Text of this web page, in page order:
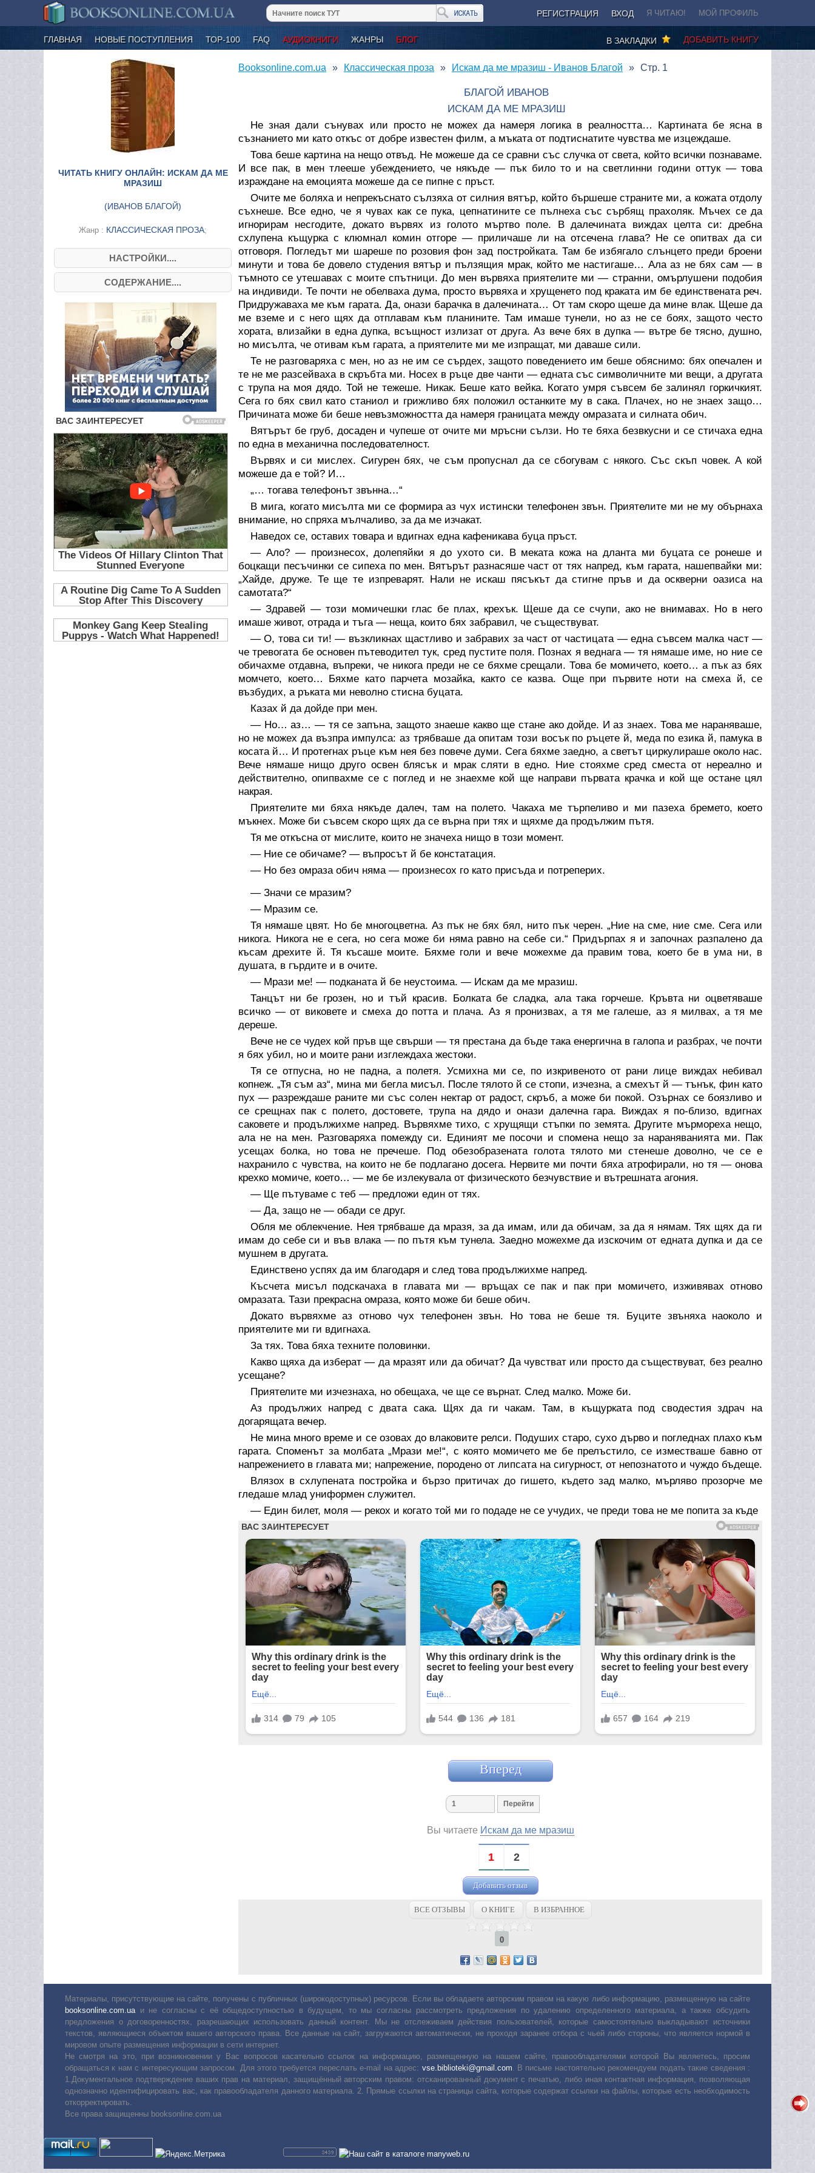
РЕГИСТРАЦИЯ ВХОД Я ЧИТАЮ! МОЙ ПРОФИЛЬ
ГЛАВНАЯ НОВЫЕ ПОСТУПЛЕНИЯ ТОР-100 FAQ АУДИОКНИГИ ЖАНРЫ БЛОГ ДОБАВИТЬ КНИГУ
В ЗАКЛАДКИ
ЧИТАТЬ КНИГУ ОНЛАЙН: ИСКАМ ДА МЕ
МРАЗИШ
(ИВАНОВ БЛАГОЙ)
Жанр : КЛАССИЧЕСКАЯ ПРОЗА;
НАСТРОЙКИ....
СОДЕРЖАНИЕ....
Booksonline.com.ua Классическая проза Искам да ме мразиш - Иванов Благой Стр. 1
БЛАГОЙ ИВАНОВ
ИСКАМ ДА МЕ МРАЗИШ
Не зная дали сънувах или просто не можех да намеря логика в реалността… Картината бе ясна в
съзнанието ми като откъс от добре известен филм, а мъката от подтиснатите чувства ме изцеждаше.
Това беше картина на нещо отвъд. Не можеше да се сравни със случка от света, който всички познаваме.
И все пак, в мен тлееше убеждението, че някъде — пък било то и на светлинни години оттук — това
израждане на емоцията можеше да се пипне с пръст.
Очите ме боляха и непрекъснато сълзяха от силния вятър, който бършеше страните ми, а кожата отдолу
съхнеше. Все едно, че я чувах как се пука, цепнатините се пълнеха със сърбящ прахоляк. Мъчех се да
игнорирам несгодите, докато вървях из голото мъртво поле. В далечината виждах целта си: дребна
схлупена къщурка с клюмнал комин отгоре — приличаше ли на отсечена глава? Не се опитвах да си
отговоря. Погледът ми шареше по розовия фон зад постройката. Там бе избягало слънцето преди броени
минути и това бе довело студения вятър и пълзящия мрак, който ме настигаше… Ала аз не бях сам — в
тъмното се утешавах с моите спътници. До мен вървяха приятелите ми — странни, омърлушени подобия
на индивиди. Те почти не обелваха дума, просто вървяха и хрущенето под краката им бе единствената реч.
Придружаваха ме към гарата. Да, онази барачка в далечината… От там скоро щеше да мине влак. Щеше да
ме вземе и с него щях да отплавам към планините. Там имаше тунели, но аз не се боях, защото често
хората, влизайки в една дупка, всъщност излизат от друга. Аз вече бях в дупка — вътре бе тясно, душно,
но мисълта, че отивам към гарата, а приятелите ми ме изпращат, ми даваше сили.
Те не разговаряха с мен, но аз не им се сърдех, защото поведението им беше обяснимо: бях опечален и
те не ме разсейваха в скръбта ми. Носех в ръце две чанти — едната със символичните ми вещи, а другата
с трупа на моя дядо. Той не тежеше. Никак. Беше като вейка. Когато умря съвсем бе залинял горкичкият.
Сега го бях свил като станиол и грижливо бях положил останките му в сака. Плачех, но не знаех защо…
Причината може би беше невъзможността да намеря границата между омразата и силната обич.
Вятърът бе груб, досаден и чупеше от очите ми мръсни сълзи. Но те бяха безвкусни и се стичаха една
по една в механична последователност.
Вървях и си мислех. Сигурен бях, че съм пропуснал да се сбогувам с някого. Със скъп човек. А кой
можеше да е той? И…
„… тогава телефонът звънна…“
В мига, когато мисълта ми се формира аз чух истински телефонен звън. Приятелите ми не му обърнаха
внимание, но спряха мълчаливо, за да ме изчакат.
Наведох се, оставих товара и вдигнах една кафеникава буца пръст.
— Ало? — произнесох, долепяйки я до ухото си. В меката кожа на дланта ми буцата се ронеше и
боцкащи песъчинки се сипеха по мен. Вятърът разнасяше част от тях напред, към гарата, нашепвайки ми:
„Хайде, друже. Те ще те изпреварят. Нали не искаш пясъкът да стигне пръв и да оскверни оазиса на
самотата?“
— Здравей — този момичешки глас бе плах, крехък. Щеше да се счупи, ако не внимавах. Но в него
имаше живот, отрада и тъга — неща, които бях забравил, че съществуват.
— О, това си ти! — възкликнах щастливо и забравих за част от частицата — една съвсем малка част —
че тревогата бе основен пътеводител тук, сред пустите поля. Познах я веднага — тя нямаше име, но ние се
обичахме отдавна, въпреки, че никога преди не се бяхме срещали. Това бе момичето, което… а пък аз бях
момчето, което… Бяхме като парчета мозайка, както се казва. Още при първите ноти на смеха й, се
възбудих, а ръката ми неволно стисна буцата.
Казах й да дойде при мен.
— Но… аз… — тя се запъна, защото знаеше какво ще стане ако дойде. И аз знаех. Това ме нараняваше,
но не можех да възпра импулса: аз трябваше да опитам този восък по ръцете й, меда по езика й, памука в
косата й… И протегнах ръце към нея без повече думи. Сега бяхме заедно, а светът циркулираше около нас.
Вече нямаше нищо друго освен блясък и мрак сляти в едно. Ние стояхме сред сместа от нереално и
действително, опипвахме се с поглед и не знаехме кой ще направи първата крачка и кой ще остане цял
накрая.
Приятелите ми бяха някъде далеч, там на полето. Чакаха ме търпеливо и ми пазеха бремето, което
мъкнех. Може би съвсем скоро щях да се върна при тях и щяхме да продължим пътя.
Тя ме откъсна от мислите, които не значеха нищо в този момент.
— Ние се обичаме? — въпросът й бе констатация.
— Но без омраза обич няма — произнесох го като присъда и потреперих.
— Значи се мразим?
— Мразим се.
Тя нямаше цвят. Но бе многоцветна. Аз пък не бях бял, нито пък черен. „Ние на сме, ние сме. Сега или
никога. Никога не е сега, но сега може би няма равно на себе си.“ Придърпах я и започнах разпалено да
късам дрехите й. Тя късаше моите. Бяхме голи и вече можехме да правим това, което бе в ума ни, в
душата, в гърдите и в очите.
— Мрази ме! — подканата й бе неустоима. — Искам да ме мразиш.
Танцът ни бе грозен, но и тъй красив. Болката бе сладка, ала така горчеше. Кръвта ни оцветяваше
всичко — от виковете и смеха до потта и плача. Аз я пронизвах, а тя ме галеше, аз я милвах, а тя ме
дереше.
Вече не се чудех кой пръв ще свърши — тя престана да бъде така енергична в галопа и разбрах, че почти
я бях убил, но и моите рани изглеждаха жестоки.
Тя се отпусна, но не падна, а полетя. Усмихна ми се, по изкривеното от рани лице виждах небивал
копнеж. „Тя съм аз“, мина ми бегла мисъл. После тялото й се стопи, изчезна, а смехът й — тънък, фин като
пух — разреждаше раните ми със солен нектар от радост, скръб, а може би покой. Озърнах се боязливо и
се срещнах пак с полето, достовете, трупа на дядо и онази далечна гара. Виждах я по-близо, вдигнах
саковете и продължихме напред. Вървяхме тихо, с хрущящи стъпки по земята. Другите мърмореха нещо,
ала не на мен. Разговаряха помежду си. Единият ме посочи и спомена нещо за нараняванията ми. Пак
усещах болка, но това не пречеше. Под обезобразената голота тялото ми стенеше доволно, че се е
нахранило с чувства, на които не бе подлагано досега. Нервите ми почти бяха атрофирали, но тя — онова
крехко момиче, което… — ме бе излекувала от физическото безчувствие и вътрешната агония.
— Ще пътуваме с теб — предложи един от тях.
— Да, защо не — обади се друг.
Обля ме облекчение. Нея трябваше да мразя, за да имам, или да обичам, за да я нямам. Тях щях да ги
имам до себе си и във влака — по пътя към тунела. Заедно можехме да изскочим от едната дупка и да се
мушнем в другата.
Единствено успях да им благодаря и след това продължихме напред.
Късчета мисъл подскачаха в главата ми — връщах се пак и пак при момичето, изживявах отново
омразата. Тази прекрасна омраза, която може би беше обич.
Докато вървяхме аз отново чух телефонен звън. Но това не беше тя. Буците звъняха наоколо и
приятелите ми ги вдигнаха.
За тях. Това бяха техните половинки.
Какво щяха да изберат — да мразят или да обичат? Да чувстват или просто да съществуват, без реално
усещане?
Приятелите ми изчезнаха, но обещаха, че ще се върнат. След малко. Може би.
Аз продължих напред с двата сака. Щях да ги чакам. Там, в къщурката под сводестия здрач на
догарящата вечер.
Не мина много време и се озовах до влаковите релси. Подуших старо, сухо дърво и погледнах плахо към
гарата. Споменът за молбата „Мрази ме!“, с която момичето ме бе прелъстило, се изместваше бавно от
напрежението в главата ми; напрежение, породено от липсата на сигурност, от непознатото и чуждо бъдеще.
Влязох в схлупената постройка и бързо притичах до гишето, където зад малко, мърляво прозорче ме
гледаше млад униформен служител.
— Един билет, моля — рекох и когато той ми го подаде не се учудих, че преди това не ме попита за къде
Вперед
Вы читаете Искам да ме мразиш
1 2
Добавить отзыв
ВСЕ ОТЗЫВЫ О КНИГЕ В ИЗБРАННОЕ
0
Материалы, присутствующие на сайте, получены с публичных (широкодоступных) ресурсов. Если вы обладаете авторским правом на какую либо информацию, размещенную на сайте
booksonline.com.ua и не согласны с её общедоступностью в будущем, то мы согласны рассмотреть предложения по удалению определенного материала, а также обсудить
предложения о договоренностях, разрешающих использовать данный контент. Мы не отслеживаем действия пользователей, которые самостоятельно выкладывают источники
текстов, являющиеся объектом вашего авторского права. Все данные на сайт, загружаются автоматически, не проходя заранее отбора с чьей либо стороны, что является нормой в
мировом опыте размещения информации в сети интернет.
Не смотря на это, при возникновении у Вас вопросов касательно ссылок на информацию, размещенную на нашем сайте, правообладателями которой Вы являетесь, просим
обращаться к нам с интересующим запросом. Для этого требуется переслать е-mail на адрес: vse.biblioteki@gmail.com . В письме настоятельно рекомендуем подать такие сведения :
1.Документальное подтверждение ваших прав на материал, защищённый авторским правом: отсканированный документ с печатью, либо иная контактная информация, позволяющая
однозначно идентифицировать вас, как правообладателя данного материала. 2. Прямые ссылки на страницы сайта, которые содержат ссылки на файлы, которые есть необходимость
откорректировать.
Все права защищенны booksonline.com.ua